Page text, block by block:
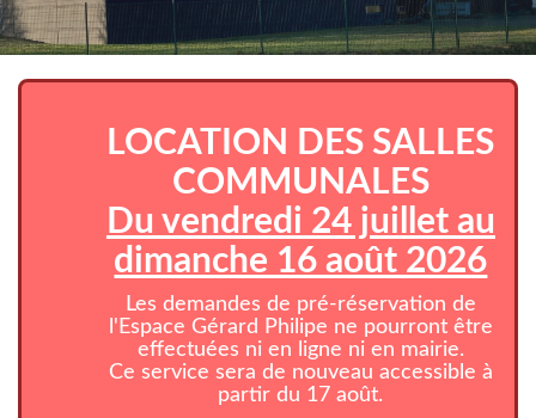
LOCATION DES SALLES
COMMUNALES
Du vendredi 24 juillet au
dimanche 16 août 2026
Les demandes de pré-réservation de
l'Espace Gérard Philipe ne pourront être
effectuées ni en ligne ni en mairie.
Ce service sera de nouveau accessible à
partir du 17 août.